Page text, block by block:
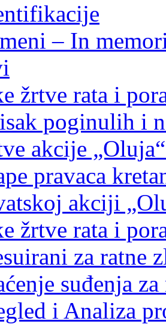
– In
žrtve rata i
poginulih i
akcije
pravaca
akciji
žrtve rata i
za ratne
suđenja
i Analiza